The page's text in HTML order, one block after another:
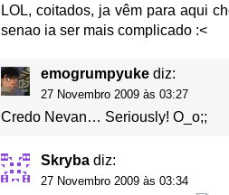
LOL, coitados, ja vêm para aqui
senao ia ser mais complicado :<
emogrumpyuke diz:
27 Novembro 2009 às 03:27
Credo Nevan… Seriously! O_o;;
Skryba diz:
27 Novembro 2009 às 03:34